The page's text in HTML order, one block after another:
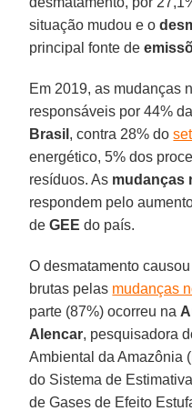
situação mudou e o
principal fonte de
Em 2019, as mudanças
responsáveis por 44%
Brasil , contra 28% do
energético, 5% dos
resíduos. As mudanças
respondem pelo
deGEE do país.
O desmatamento
brutas pelas mudanças
parte (87%) ocorreu na
Alencar, pesquisadora
Ambiental da Amazônia (
do Sistema de
de Gases de Efeito